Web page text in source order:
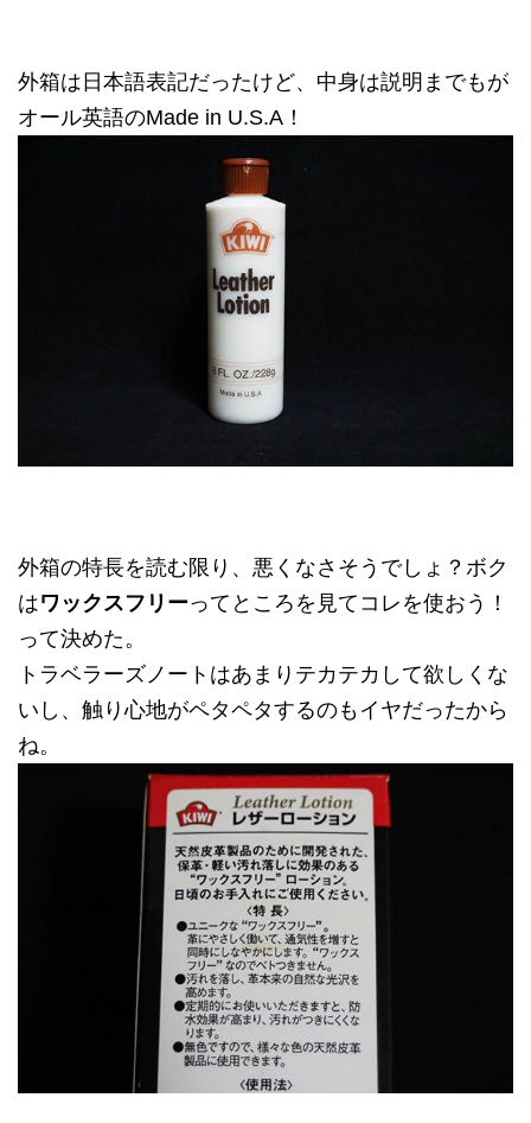
外箱は日本語表記だったけど、中身は説明までもが
オール英語のMade in U.S.A！
外箱の特長を読む限り、悪くなさそうでしょ？ボク
はワックスフリーってところを見てコレを使おう！
って決めた。
トラベラーズノートはあまりテカテカして欲しくな
いし、触り心地がペタペタするのもイヤだったから
ね。